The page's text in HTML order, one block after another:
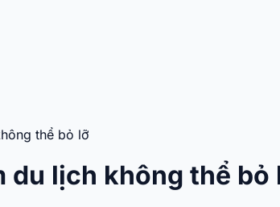
thể bỏ lỡ
du lịch không thể bỏ